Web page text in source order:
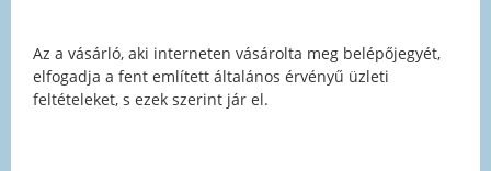
Az a vásárló, aki interneten vásárolta meg belépőjegyét,
elfogadja a fent említett általános érvényű üzleti
feltételeket, s ezek szerint jár el.